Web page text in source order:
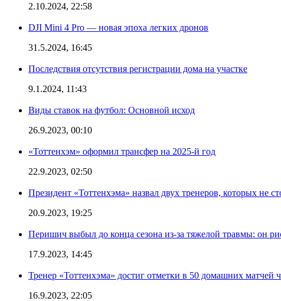
2.10.2024, 22:58
DJI Mini 4 Pro — новая эпоха легких дронов
31.5.2024, 16:45
Последствия отсутствия регистрации дома на участке
9.1.2024, 11:43
Виды ставок на футбол: Основной исход
26.9.2023, 00:10
«Тоттенхэм» оформил трансфер на 2025-й год
22.9.2023, 02:50
Президент «Тоттенхэма» назвал двух тренеров, которых не
20.9.2023, 19:25
Перишич выбыл до конца сезона из-за тяжелой травмы: он
17.9.2023, 14:45
Тренер «Тоттенхэма» достиг отметки в 50 домашних матчей
16.9.2023, 22:05